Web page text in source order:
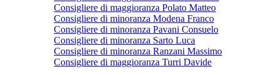
Consigliere di maggioranza Polato Matteo
Consigliere di minoranza Modena Franco
Consigliere di minoranza Pavani Consuelo
Consigliere di minoranza Sarto Luca
Consigliere di minoranza Ranzani Massimo
Consigliere di maggioranza Turri Davide